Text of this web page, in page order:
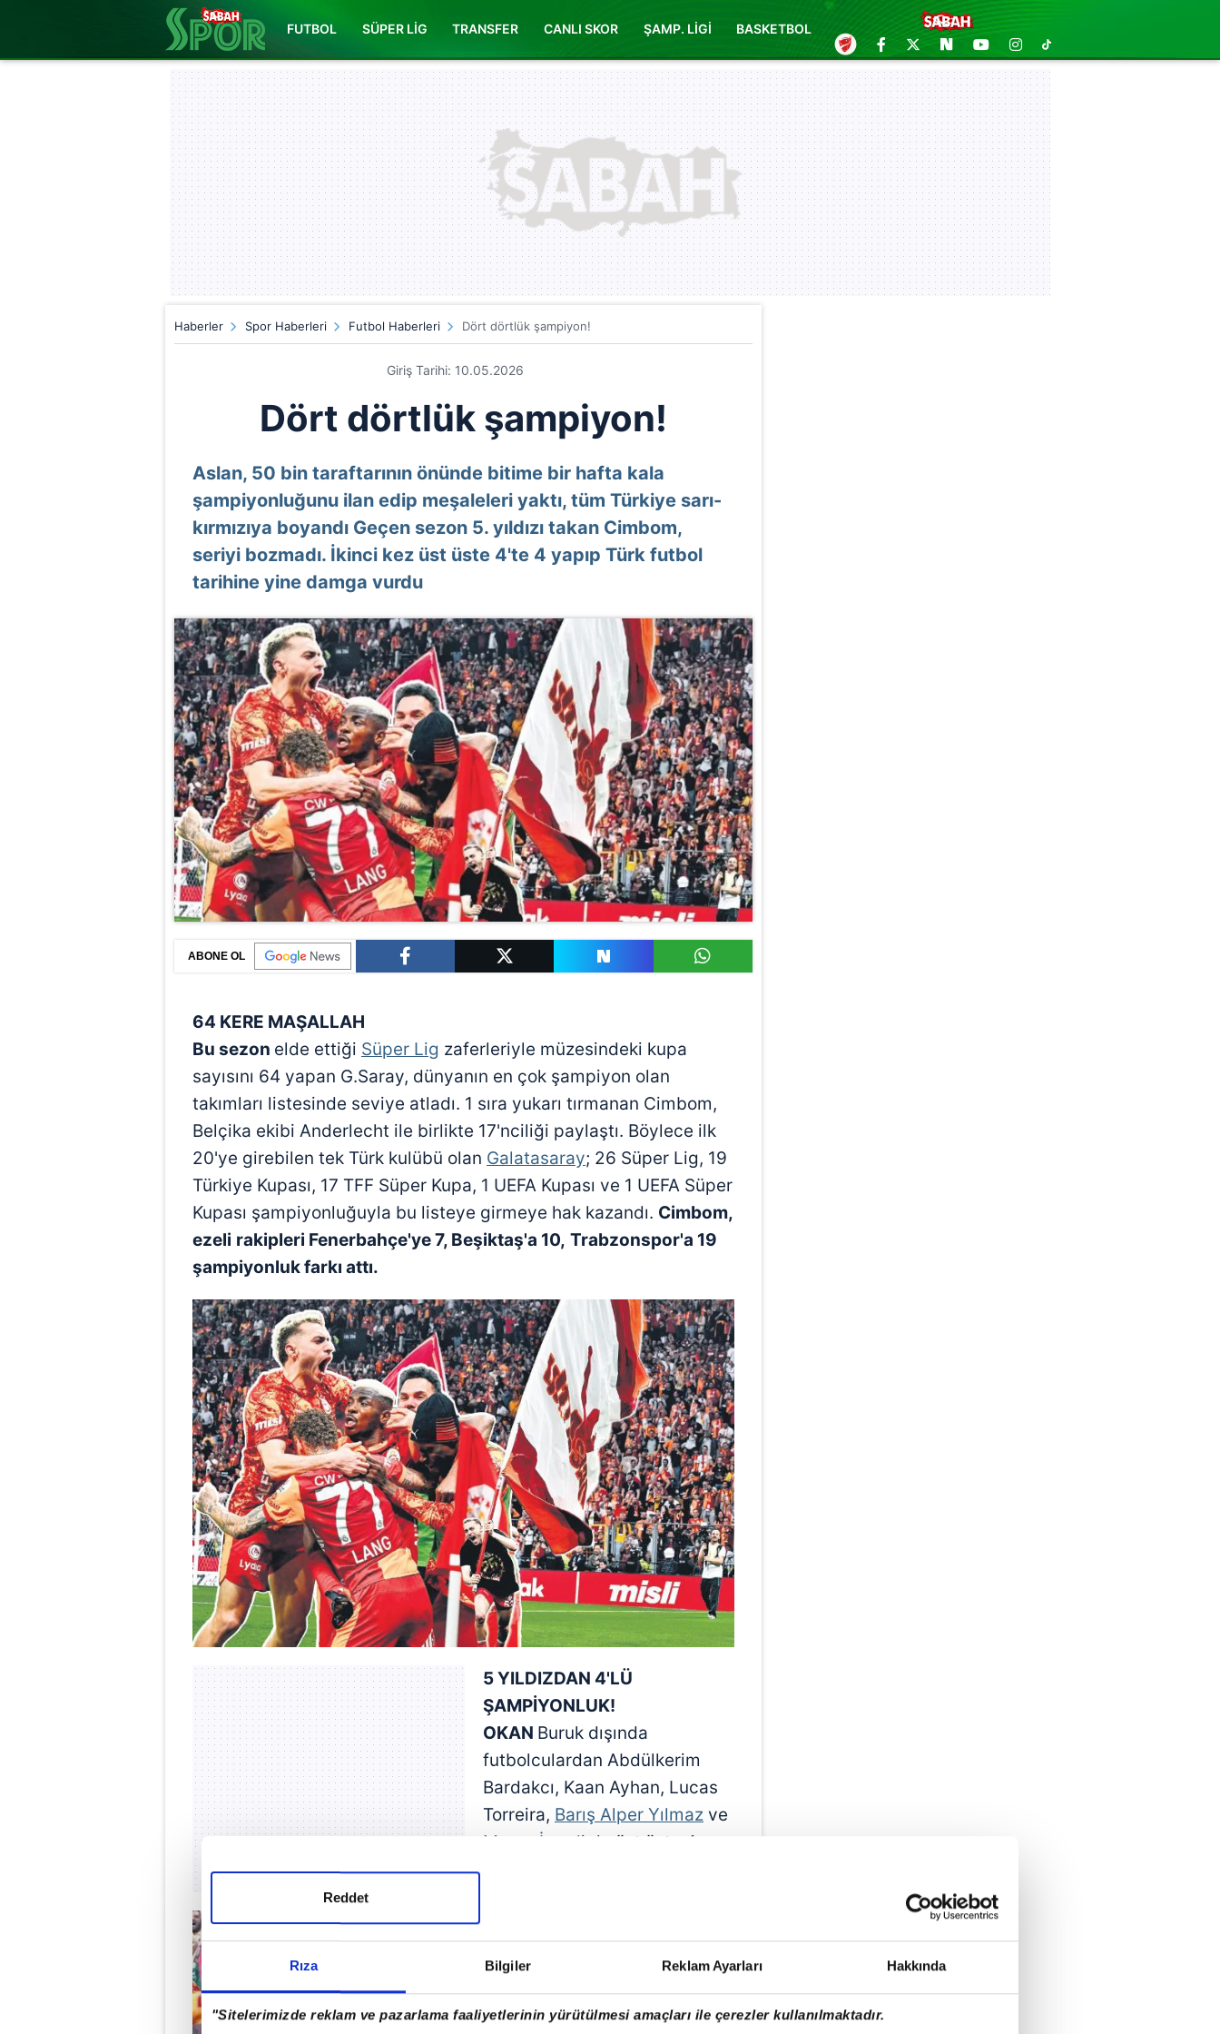
Rıza Bilgiler Reklam Ayarları Hakkında
"Sitelerimizde reklam ve pazarlama faaliyetlerinin yürütülmesi amaçları ile çerezler kullanılmaktadır.
Reddet
FUTBOL SÜPER LİG TRANSFER CANLI SKOR ŞAMP. LİGİ BASKETBOL
Haberler Spor Haberleri Futbol Haberleri Dört dörtlük şampiyon!
Giriş Tarihi: 10.05.2026
Dört dörtlük şampiyon!
Aslan, 50 bin taraftarının önünde bitime bir hafta kala
şampiyonluğunu ilan edip meşaleleri yaktı, tüm Türkiye sarı-
kırmızıya boyandı Geçen sezon 5. yıldızı takan Cimbom,
seriyi bozmadı. İkinci kez üst üste 4'te 4 yapıp Türk futbol
tarihine yine damga vurdu
ABONE OL
64 KERE MAŞALLAH
Bu sezon elde ettiği Süper Lig zaferleriyle müzesindeki kupa
sayısını 64 yapan G.Saray, dünyanın en çok şampiyon olan
takımları listesinde seviye atladı. 1 sıra yukarı tırmanan Cimbom,
Belçika ekibi Anderlecht ile birlikte 17'nciliği paylaştı. Böylece ilk
20'ye girebilen tek Türk kulübü olan Galatasaray; 26 Süper Lig, 19
Türkiye Kupası, 17 TFF Süper Kupa, 1 UEFA Kupası ve 1 UEFA Süper
Kupası şampiyonluğuyla bu listeye girmeye hak kazandı. Cimbom,
ezeli rakipleri Fenerbahçe'ye 7, Beşiktaş'a 10, Trabzonspor'a 19
şampiyonluk farkı attı.
5 YILDIZDAN 4'LÜ
ŞAMPİYONLUK!
OKAN Buruk dışında
futbolculardan Abdülkerim
Bardakcı, Kaan Ayhan, Lucas
Torreira, Barış Alper Yılmaz ve
Mauro İcardi de üst üste 4